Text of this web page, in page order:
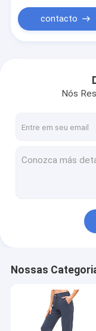
Wirefreecontacto
Nós
Nossas